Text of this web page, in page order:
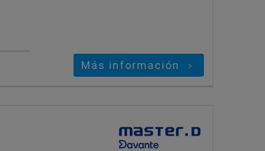
Más información